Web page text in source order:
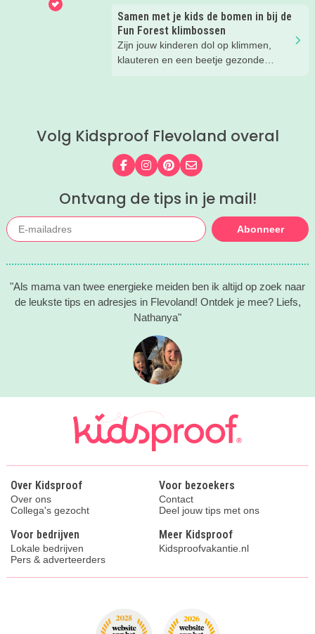
over de Romeinen die hier vroeger
hebben gewoond.
Samen met je kids de bomen in bij de
Fun Forest klimbossen
Zijn jouw kinderen dol op klimmen,
klauteren en een beetje gezonde
we zóveel zouden lachen. En het gaf
zelfvertrouwen.
Volg Kidsproof Flevoland overal
Volg ons op Facebook
Volg ons op Instagram
Volg ons op Pinterest
Mail ons
Ontvang de tips in je mail!
Abonneer
"Als mama van twee energieke meiden ben ik altijd op zoek naar
de leukste tips en adresjes in Flevoland! Ontdek je mee? Liefs,
Nathanya"
Over Kidsproof
Over ons
Collega's gezocht
Voor bezoekers
Contact
Deel jouw tips met ons
Voor bedrijven
Lokale bedrijven
Pers & adverteerders
Meer Kidsproof
Kidsproofvakantie.nl